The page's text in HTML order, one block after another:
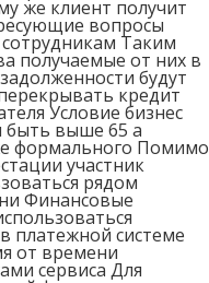
же клиент получит
вопросы
Таким
получаемые от них в
будут
кредит
Условие бизнес
быть выше 65 а
формального Помимо
участник
рядом
Финансовые
платежной системе
от времени
сервиса Для